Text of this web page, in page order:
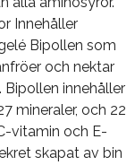
Innehåller
Bipollen som
och nektar
innehåller
mineraler, och 22
vitamin och E-
skapat av bin